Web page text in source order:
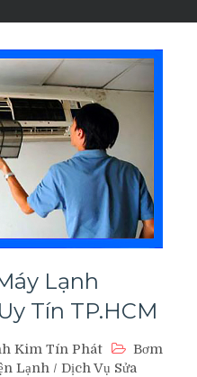
Lạnh
Tín TP.HCM
Kim Tín Phát
Bơm
Lạnh / Dịch Vụ Sửa